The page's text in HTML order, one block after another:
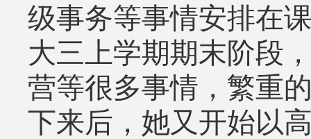
级事务等事情安排在
大三上学期期末阶段
营等很多事情，繁重
下来后，她又开始以